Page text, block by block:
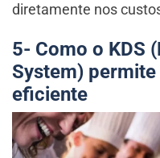
diretamente nos
5- Como o KDS
System) permite
eficiente